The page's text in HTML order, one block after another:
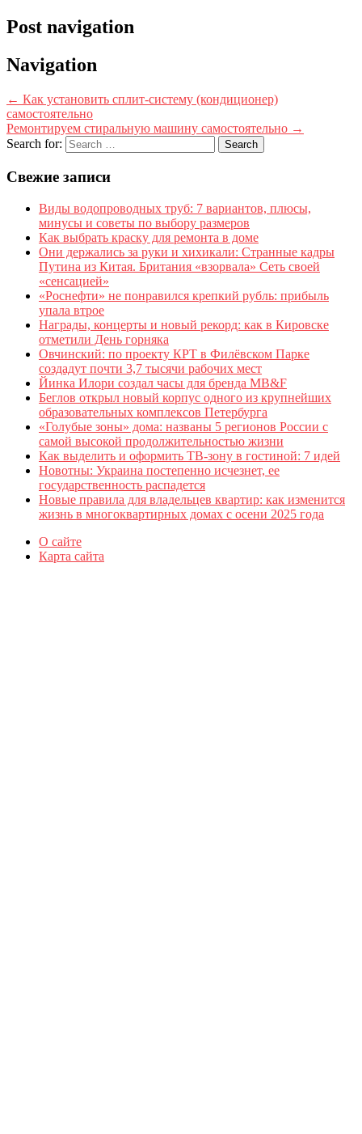
Post navigation
Navigation
← Как установить сплит-систему (кондиционер)
самостоятельно
Ремонтируем стиральную машину самостоятельно →
Search for:
Свежие записи
Виды водопроводных труб: 7 вариантов, плюсы,
минусы и советы по выбору размеров
Как выбрать краску для ремонта в доме
Они держались за руки и хихикали: Странные кадры
Путина из Китая. Британия «взорвала» Сеть своей
«сенсацией»
«Роснефти» не понравился крепкий рубль: прибыль
упала втрое
Награды, концерты и новый рекорд: как в Кировске
отметили День горняка
Овчинский: по проекту КРТ в Филёвском Парке
создадут почти 3,7 тысячи рабочих мест
Йинка Илори создал часы для бренда MB&F
Беглов открыл новый корпус одного из крупнейших
образовательных комплексов Петербурга
«Голубые зоны» дома: названы 5 регионов России с
самой высокой продолжительностью жизни
Как выделить и оформить ТВ-зону в гостиной: 7 идей
Новотны: Украина постепенно исчезнет, ее
государственность распадется
Новые правила для владельцев квартир: как изменится
жизнь в многоквартирных домах с осени 2025 года
О сайте
Карта сайта